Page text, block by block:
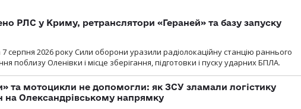
РЛС у Криму, ретранслятори «Гераней» та базу запуску
7 серпня 2026 року Сили оборони уразили радіолокаційну станцію раннього
поблизу Оленівки і місце зберігання, підготовки і пуску ударних БПЛА.
та мотоцикли не допомогли: як ЗСУ зламали логістику
на Олександрівському напрямку